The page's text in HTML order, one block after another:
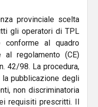
provinciale scelta
gli operatori di TPL
conforme al quadro
al regolamento (CE)
42/98. La procedura,
pubblicazione degli
non discriminatoria
requisiti prescritti. Il